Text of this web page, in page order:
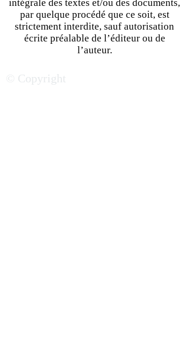
intégrale des textes et/ou des documents,
par quelque procédé que ce soit, est
strictement interdite, sauf autorisation
écrite préalable de l’éditeur ou de
l’auteur.
© Copyright